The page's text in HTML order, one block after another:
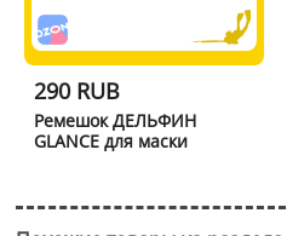
290 RUB
Ремешок ДЕЛЬФИН
GLANCE для маски